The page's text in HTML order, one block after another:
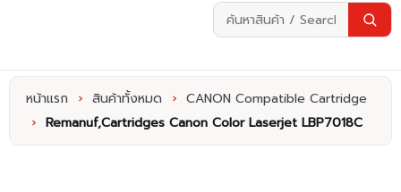
หน้าแรก › สินค้าทั้งหมด › CANON Compatible Cartridge
› Remanuf,Cartridges Canon Color Laserjet LBP7018C